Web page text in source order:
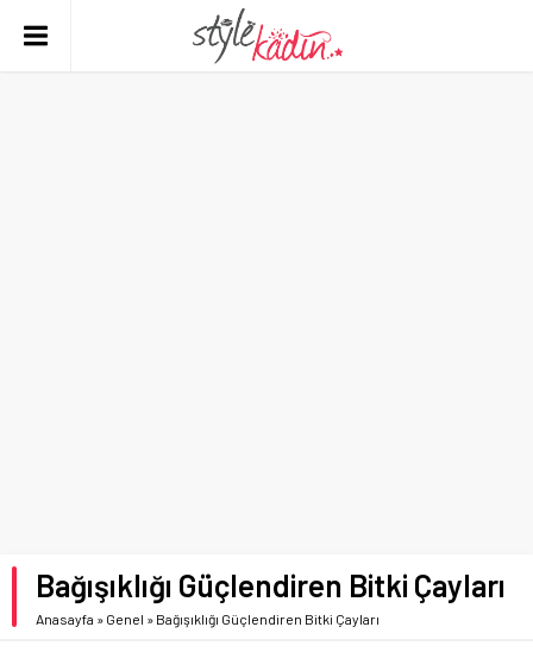
Bağışıklığı Güçlendiren Bitki Çayları
Anasayfa » Genel » Bağışıklığı Güçlendiren Bitki Çayları